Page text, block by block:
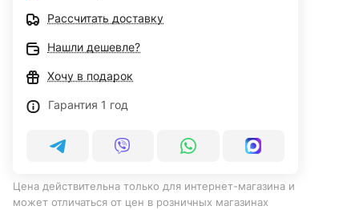
Рассчитать доставку
Нашли дешевле?
Хочу в подарок
Гарантия 1 год
Цена действительна только для интернет-магазина и
может отличаться от цен в розничных магазинах